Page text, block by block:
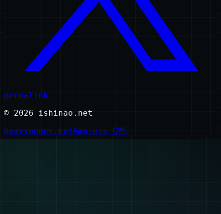
permalink
© 2026
ishinao.net
heavymoons.netAmpless CMS